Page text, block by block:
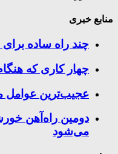
منابع خبری
چند راه‌ ساده
چهار کاری که
عجیب‌ترین عوامل
دومین راه‌آهن
می‌شود